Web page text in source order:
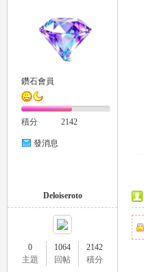
鑽石會員
積分 2142
發消息
Deloiseroto
0
主題
1064
回帖
2142
積分